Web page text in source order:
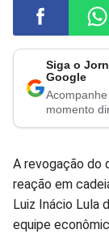
no
no
Siga o
Google
momento
A revogação do
reação em
Luiz Inácio Lula
equipe